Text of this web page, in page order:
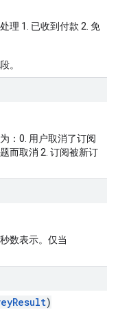
理 1. 已收到付款 2. 免
。
：0. 用户取消了订阅
而取消 2. 订阅被新订
数表示。仅当
)